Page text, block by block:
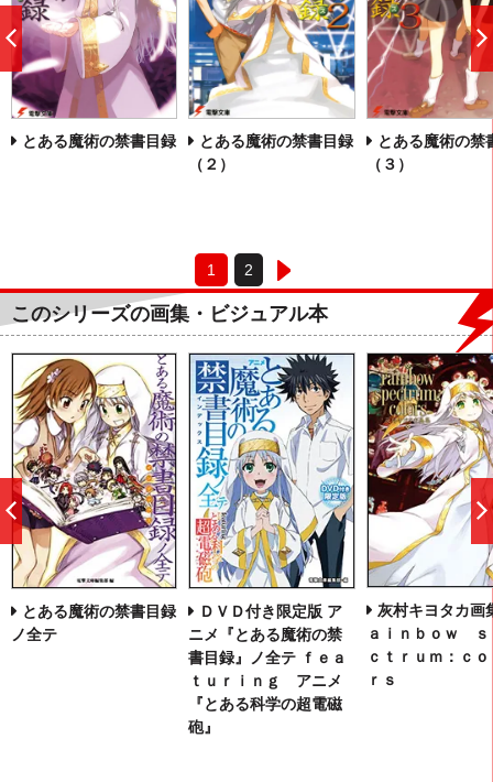
とある魔術の禁書目録
とある魔術の禁書目録
（２）
とある魔術の禁
（３）
1 2
へ
このシリーズの画集・ビジュアル本
とある魔術の禁書目録
ノ全テ
ＤＶＤ付き限定版 ア
ニメ『とある魔術の禁
書目録』ノ全テ ｆｅａ
ｔｕｒｉｎｇ アニメ
『とある科学の超電磁
砲』
灰村キヨタカ画
ａｉｎｂｏｗ ｓ
ｃｔｒｕｍ：ｃ
ｒｓ
前
へ